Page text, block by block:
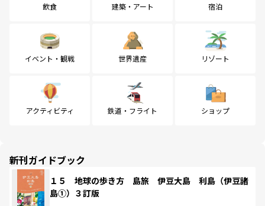
飲食 建築・アート 宿泊
イベント・観戦 世界遺産 リゾート
アクティビティ 鉄道・フライト ショップ
新刊ガイドブック
１５ 地球の歩き方 島旅 伊豆大島 利島（伊豆諸
島①）３訂版